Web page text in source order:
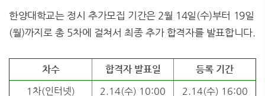
한양대학교는 정시 추가모집 기간은 2월 14일(수)부터 19일
(월)까지로 총 5차에 걸쳐서 최종 추가 합격자를 발표합니다.
차수 합격자 발표일
등록 기간
1차(인터넷)
2.14(수) 10:00
2.14(수) 16:00